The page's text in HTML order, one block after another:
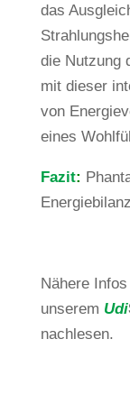
das
die Nut­zung
mit dieser
von
eines
Fazit:
Nähere
unserem Udi
nachlesen.